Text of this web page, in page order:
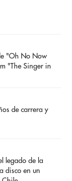
"Oh No Now
"The Singer in
de carrera y
legado de la
disco en un